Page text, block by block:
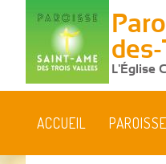
L'Église
ACCUEIL PAROISSE